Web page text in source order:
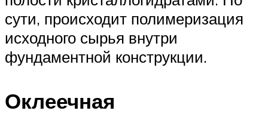
сути, происходит полимеризация
исходного сырья внутри
фундаментной конструкции.
Оклеечная